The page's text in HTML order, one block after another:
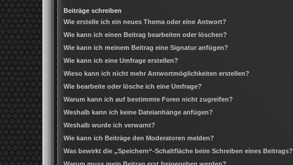
Beiträge schreiben
Wie erstelle ich ein neues Thema oder eine Antwort?
Wie kann ich einen Beitrag bearbeiten oder löschen?
Wie kann ich meinem Beitrag eine Signatur anfügen?
Wie kann ich eine Umfrage erstellen?
Wieso kann ich nicht mehr Antwortmöglichkeiten erstellen?
Wie bearbeite oder lösche ich eine Umfrage?
Warum kann ich auf bestimmte Foren nicht zugreifen?
Weshalb kann ich keine Dateianhänge anfügen?
Weshalb wurde ich verwarnt?
Wie kann ich Beiträge den Moderatoren melden?
Was bewirkt die „Speichern“-Schaltfläche beim Schreiben eines Beitrags?